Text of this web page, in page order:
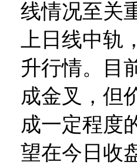
线情况至关
上日线中轨
升行情。目
成金叉，但
成一定程度
望在今日收